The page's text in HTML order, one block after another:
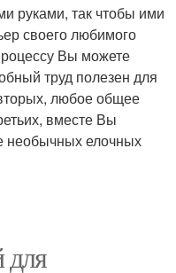
руками, так чтобы ими
своего любимого
Вы можете
труд полезен для
любое общее
вместе Вы
необычных елочных
для